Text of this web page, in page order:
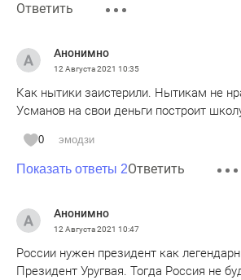
Ответить
Анонимно
12 Августа 2021 10:35
Как нытики заистерили. Нытикам не
Усманов на свои деньги построит
0 эмодзи
Показать ответы 2Ответить
Анонимно
12 Августа 2021 10:47
России нужен президент как
Президент Уругвая. Тогда Россия не